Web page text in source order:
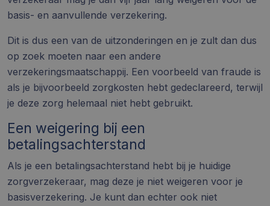
basis- en aanvullende verzekering.
Dit is dus een van de uitzonderingen en je zult dan dus
op zoek moeten naar een andere
verzekeringsmaatschappij. Een voorbeeld van fraude is
als je bijvoorbeeld zorgkosten hebt gedeclareerd, terwijl
je deze zorg helemaal niet hebt gebruikt.
Een weigering bij een
betalingsachterstand
Als je een betalingsachterstand hebt bij je huidige
zorgverzekeraar, mag deze je niet weigeren voor je
basisverzekering. Je kunt dan echter ook niet